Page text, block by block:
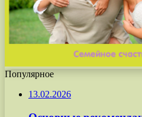
Популярное
13.02.2026